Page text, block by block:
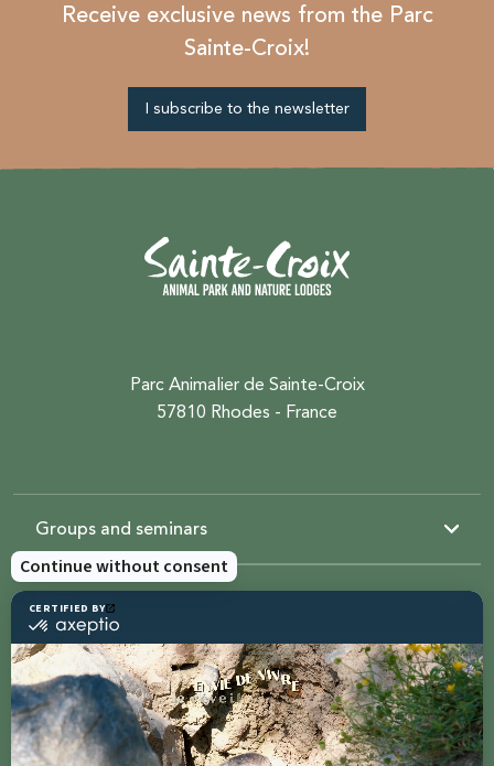
Receive exclusive news from the Parc
Sainte-Croix!
I subscribe to the newsletter
Parc Animalier de Sainte-Croix
57810 Rhodes - France
Groups and seminars
Resources
Sainte-Croix
Contact us